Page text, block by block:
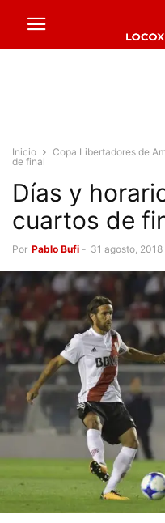
Inicio Copa Libertadores de
de final
Días y
cuartos de
Por Pablo Bufi - 31 agosto, 2018